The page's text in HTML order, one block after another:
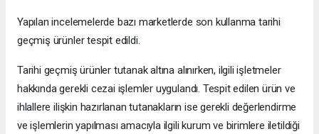
Yapılan incelemelerde bazı marketlerde son kullanma tarihi
geçmiş ürünler tespit edildi.
Tarihi geçmiş ürünler tutanak altına alınırken, ilgili işletmeler
hakkında gerekli cezai işlemler uygulandı. Tespit edilen ürün ve
ihlallere ilişkin hazırlanan tutanakların ise gerekli değerlendirme
ve işlemlerin yapılması amacıyla ilgili kurum ve birimlere iletildiği